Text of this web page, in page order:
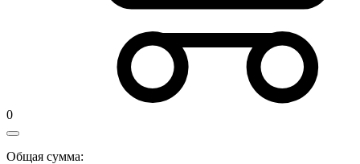
0
Общая сумма: